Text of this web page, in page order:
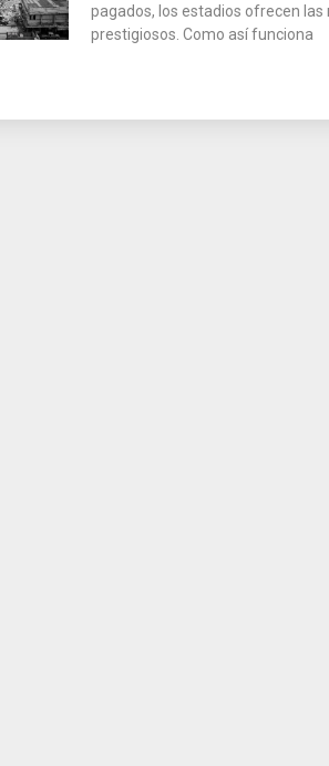
pagados, los estadios ofrecen
prestigiosos. Como así funciona